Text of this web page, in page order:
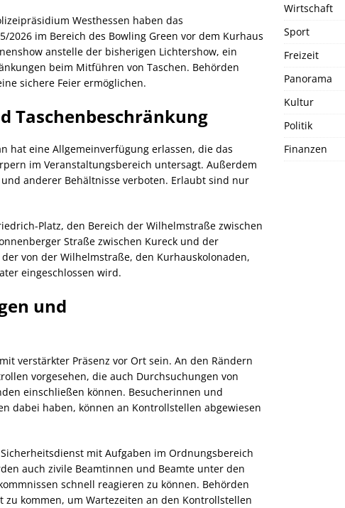
Westhessen haben das
im Bereich des Bowling Green vor dem Kurhaus
anstelle der bisherigen Lichtershow, ein
beim Mitführen von Taschen. Behörden
sichere Feier ermöglichen.
Taschenbeschränkung
hat eine Allgemeinverfügung erlassen, die das
im Veranstaltungsbereich untersagt. Außerdem
anderer Behältnisse verboten. Erlaubt sind nur
Platz, den Bereich der Wilhelmstraße zwischen
Straße zwischen Kureck und der
von der Wilhelmstraße, den Kurhauskolonaden,
eingeschlossen wird.
und
verstärkter Präsenz vor Ort sein. An den Rändern
vorgesehen, die auch Durchsuchungen von
einschließen können. Besucherinnen und
dabei haben, können an Kontrollstellen abgewiesen
mit Aufgaben im Ordnungsbereich
auch zivile Beamtinnen und Beamte unter den
schnell reagieren zu können. Behörden
kommen, um Wartezeiten an den Kontrollstellen
Wirtschaft
Sport
Freizeit
Panorama
Kultur
Politik
Finanzen